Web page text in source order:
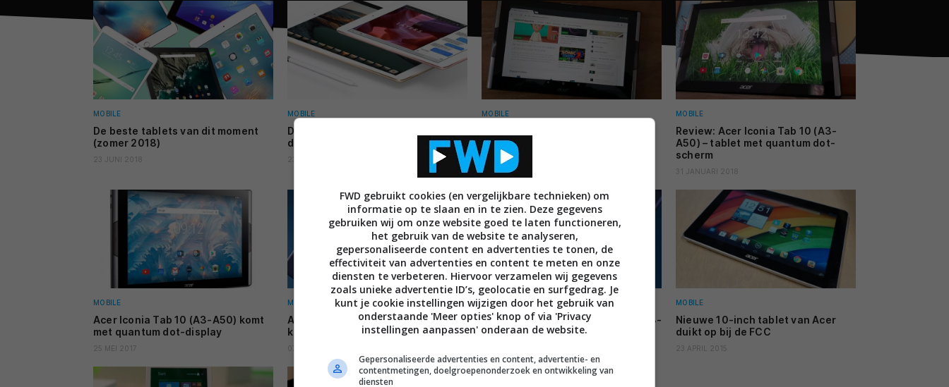
MOBILE
De beste tablets van dit moment
(zomer 2018)
23 JUNI 2018
MOBILE
De beste tablets en phablets van
dit moment (lente 2018)
23 MAART 2018
MOBILE
phablets van dit moment (lente
2018)
21 MAART 2018
MOBILE
Review: Acer Iconia Tab 10 (A3-
A50) – tablet met quantum dot-
scherm
31 JANUARI 2018
MOBILE
Acer Iconia Tab 10 (A3-A50) komt
met quantum dot-display
25 MEI 2017
MOBILE
Acer Iconia Tab 10 (A3-A30) te
koop in Nederland
07 SEPTEMBER 2015
MOBILE
Acer lanceert de Iconia Tab 10 (A3-
A30) voor het onderwijs
MOBILE
Nieuwe 10-inch tablet van Acer
duikt op bij de FCC
23 APRIL 2015
FWD gebruikt cookies (en vergelijkbare technieken) om
informatie op te slaan en in te zien. Deze gegevens
gebruiken wij om onze website goed te laten functioneren,
het gebruik van de website te analyseren,
gepersonaliseerde content en advertenties te tonen, de
effectiviteit van advertenties en content te meten en onze
diensten te verbeteren. Hiervoor verzamelen wij gegevens
zoals unieke advertentie ID’s, geolocatie en surfgedrag. Je
kunt je cookie instellingen wijzigen door het gebruik van
onderstaande 'Meer opties' knop of via 'Privacy
instellingen aanpassen' onderaan de website.
Gepersonaliseerde advertenties en content, advertentie- en
contentmetingen, doelgroepenonderzoek en ontwikkeling van
diensten